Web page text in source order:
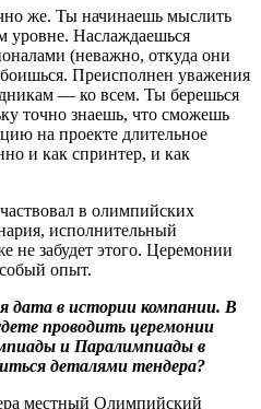
же. Ты начинаешь мыслить
уровне. Наслаждаешься
(неважно, откуда они
Преисполнен уважения
— ко всем. Ты берешься
точно знаешь, что сможешь
на проекте длительное
и как спринтер, и как
в олимпийских
исполнительный
не забудет этого. Церемонии
опыт.
дата в истории компании. В
проводить церемонии
и Паралимпиады в
деталями тендера?
местный Олимпийский